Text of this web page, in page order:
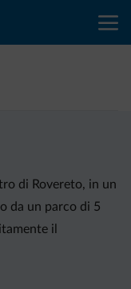
di Rovereto, in un
da un parco di 5
il